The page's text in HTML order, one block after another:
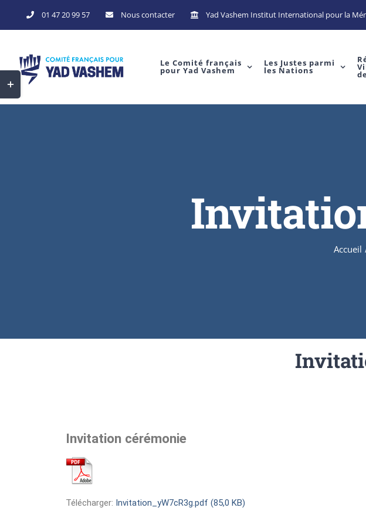
01 47 20 99 57 Nous contacter Yad Vashem Institut International pour la
Le Comité français
pour Yad Vashem
Les Justes parmi
les Nations
Accueil
Invitation cérémonie
Télécharger: Invitation_yW7cR3g.pdf (85,0 KB)